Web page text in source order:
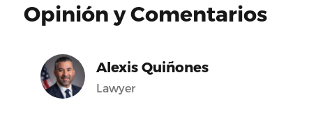
Opinión y Comentarios
Alexis Quiñones
Lawyer